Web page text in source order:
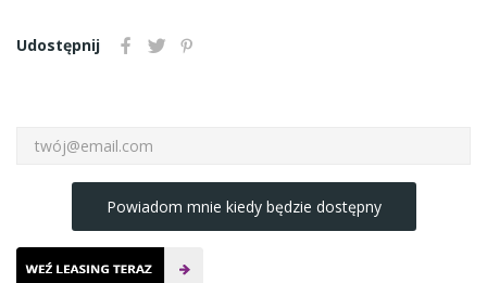
Udostępnij
Powiadom mnie kiedy będzie dostępny